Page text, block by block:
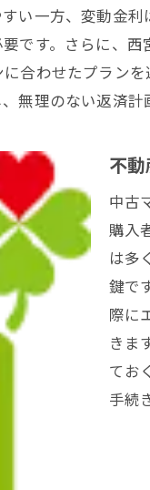
い一方、変動金
です。さらに、
合わせたプラン
無理のない返済計
不
中古
購入
は多
鍵で
際に
きま
てお
手続